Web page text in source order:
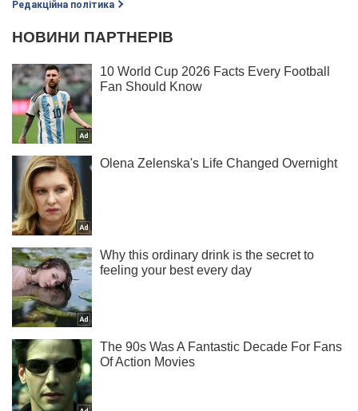
Редакційна політика